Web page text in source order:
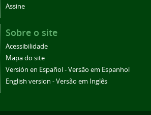
Assine
Sobre o site
Acessibilidade
Mapa do site
Versión en Español - Versão em Espanhol
English version - Versão em Inglês